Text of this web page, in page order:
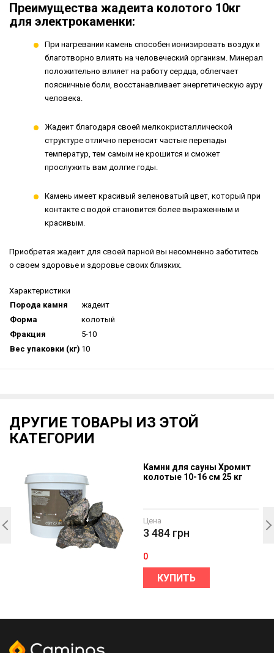
Преимущества жадеита колотого 10кг
для электрокаменки:
При нагревании камень способен ионизировать воздух и
благотворно влиять на человеческий организм. Минерал
положительно влияет на работу сердца, облегчает
поясничные боли, восстанавливает энергетическую ауру
человека.
Жадеит благодаря своей мелкокристаллической
структуре отлично переносит частые перепады
температур, тем самым не крошится и сможет
прослужить вам долгие годы.
Камень имеет красивый зеленоватый цвет, который при
контакте с водой становится более выраженным и
красивым.
Приобретая жадеит для своей парной вы несомненно заботитесь
о своем здоровье и здоровье своих близких.
Характеристики
Порода камня
жадеит
Форма
колотый
Фракция
5-10
Вес упаковки (кг) 10
ДРУГИЕ ТОВАРЫ ИЗ ЭТОЙ
КАТЕГОРИИ
Камни для сауны Хромит
колотые 10-16 см 25 кг
Цена
3 484 грн
0
КУПИТЬ